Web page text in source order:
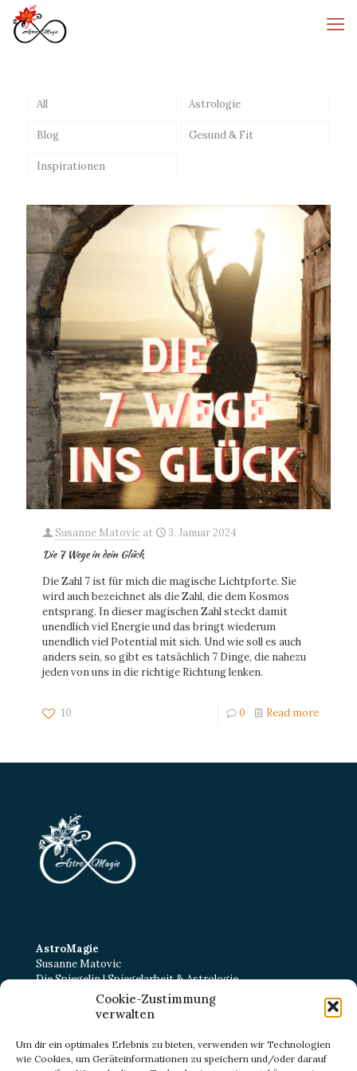
Cookie-Zustimmung
verwalten
Um dir ein optimales Erlebnis zu bieten, verwenden wir Technologien
wie Cookies, um Geräteinformationen zu speichern und/oder darauf
All Astrologie
Blog Gesund & Fit
Inspirationen
Susanne Matovic at 3. Januar 2024
Die 7 Wege in dein Glück
Die Zahl 7 ist für mich die magische Lichtpforte. Sie
wird auch bezeichnet als die Zahl, die dem Kosmos
entsprang. In dieser magischen Zahl steckt damit
unendlich viel Energie und das bringt wiederum
unendlich viel Potential mit sich. Und wie soll es auch
anders sein, so gibt es tatsächlich 7 Dinge, die nahezu
jeden von uns in die richtige Richtung lenken.
10 0 Read more
AstroMagie
Susanne Matovic
Die Spiegelin | Spiegelarbeit & Astrologie
Kurt-Schumacher-Straße 22
38102 Braunschweig